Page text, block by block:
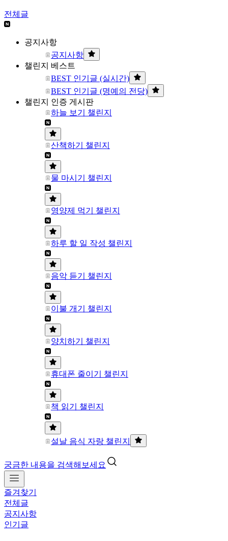
전체글
공지사항
공지사항
챌린지 베스트
BEST 인기글 (실시간)
BEST 인기글 (명예의 전당)
챌린지 인증 게시판
하늘 보기 챌린지
산책하기 챌린지
물 마시기 챌린지
영양제 먹기 챌린지
하루 할 일 작성 챌린지
음악 듣기 챌린지
이불 개기 챌린지
양치하기 챌린지
휴대폰 줄이기 챌린지
책 읽기 챌린지
설날 음식 자랑 챌린지
궁금한 내용을 검색해보세요
즐겨찾기
전체글
공지사항
인기글